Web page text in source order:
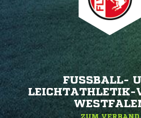
FUSSBALL-
EICHTATHLETIK-
ESTFALEN
ZUM VERBAND